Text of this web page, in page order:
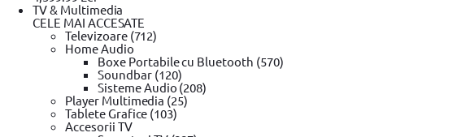
TV & Multimedia
CELE MAI ACCESATE
Televizoare (712)
Home Audio
Boxe Portabile cu Bluetooth (570)
Soundbar (120)
Sisteme Audio (208)
Player Multimedia (25)
Tablete Grafice (103)
Accesorii TV